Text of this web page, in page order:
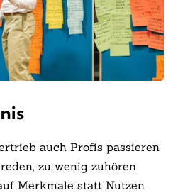
auch Profis passieren
zu wenig zuhören
Merkmale statt Nutzen